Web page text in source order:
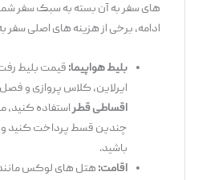
‌های سفر به آن بسته به سبک سفر شما می
ادامه، برخی از هزینه‌ های اصلی سفر به
بلیط هواپیما:قیمت بلیط رفت‌ و
ایرلاین، کلاس پروازی و فصل سفر
اقساطی قطراستفاده کنید، می
چندین قسط پرداخت کنید و فشار
اقامت:هتل‌ های لوکس مانند